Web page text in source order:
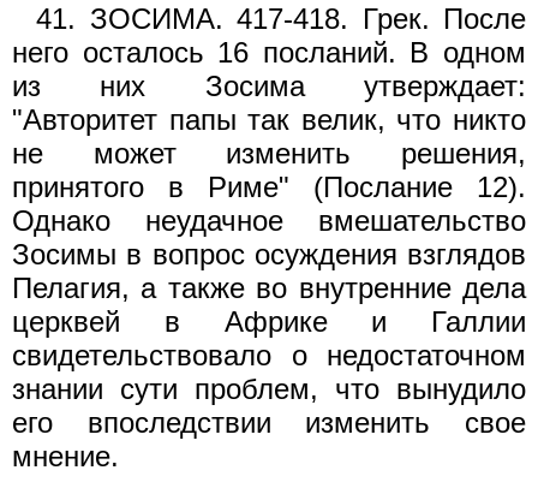
41. ЗОСИМА. 417-418. Грек. После
него осталось 16 посланий. В одном
из них Зосима утверждает:
"Авторитет папы так велик, что никто
не может изменить решения,
принятого в Риме" (Послание 12).
Однако неудачное вмешательство
Зосимы в вопрос осуждения взглядов
Пелагия, а также во внутренние дела
церквей в Африке и Галлии
свидетельствовало о недостаточном
знании сути проблем, что вынудило
его впоследствии изменить свое
мнение.